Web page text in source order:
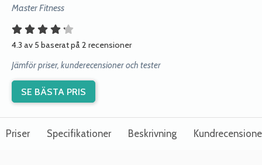
Master Fitness
4.3 av 5 baserat på 2 recensioner
Jämför priser, kunderecensioner och tester
SE BÄSTA PRIS
Priser Specifikationer Beskrivning